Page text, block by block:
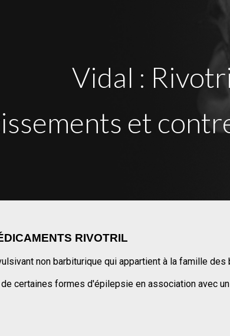
Vidal :
et
RIVOTRIL
non barbiturique qui appartient à la famille
certaines formes d'épilepsie en association avec